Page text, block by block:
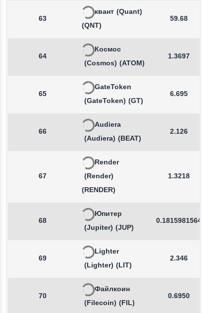
63
квант (Quant)
(QNT)
59.68
64
Космос
(Cosmos) (ATOM)
1.3697
65
GateToken
(GateToken) (GT)
6.695
66
Audiera
(Audiera) (BEAT)
2.126
67
Render
(Render)
(RENDER)
1.3218
68
Юпитер
(Jupiter) (JUP)
0.1815981564
69
Lighter
(Lighter) (LIT)
2.346
70
Файлкоин
(Filecoin) (FIL)
0.6950